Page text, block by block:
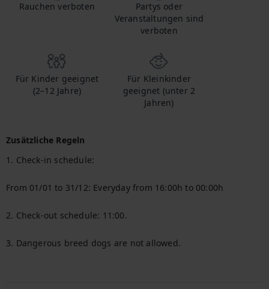
Rauchen verboten
Partys oder
Veranstaltungen sind
verboten
Für Kinder geeignet
(2–12 Jahre)
Für Kleinkinder
geeignet (unter 2
Jahren)
Zusätzliche Regeln
1. Check-in schedule:
From 01/01 to 31/12: Everyday from 16:00h to 00:00h
2. Check-out schedule: 11:00.
3. Dangerous breed dogs are not allowed.